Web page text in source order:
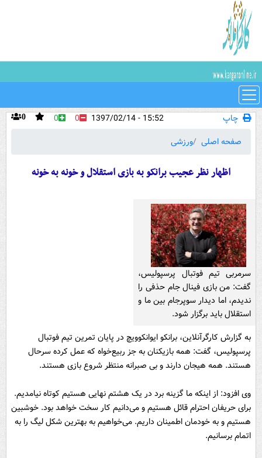
چاپ 0 0 0
15:52 - 1397/02/14
صفحه اصلی
ورزشی
اظهار نظر عجیب برانکو به بازی استقلال و خونه به خونه
سرمربی تیم فوتبال پرسپولیس،
گفت:‌ من بازی فینال جام حذفی را
ندیدم، اما دیدار سوپرجام بین ما و
استقلال باید برگزار شود.
به گزارش کارگرآنلاین، برانکو ایوانکوویچ در پایان تمرین تیم فوتبال
پرسپولیس، گفت:‌ همه بازیکنان به جز ربیع‌خواه که عمل کرده سرحال
هستند. همه هیجان دارند و بی صبرانه منتظر شروع بازی هستند.
وی افزود: از اینکه ما گزینه برد در یک هشتم نهایی هستیم کوتاه نیامدیم.
برای حریفان احترام قائل هستیم و می‌دانیم کار سخت خواهد بود. خوشبین
هستیم و به خودمان اطمینان داریم. می‌خواهیم به بهترین شکل لیگ را به
اتمام برسانیم.